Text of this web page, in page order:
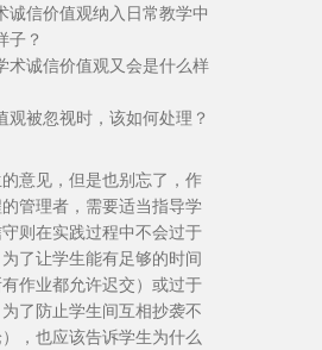
诚信价值观纳入日常教学中
子？
术诚信价值观又会是什么样
观被忽视时，该如何处理？
意见，但是也别忘了，作
管理者，需要适当指导学
则在实践过程中不会过于
了让学生能有足够的时间
作业都允许迟交）或过于
了防止学生间互相抄袭不
，也应该告诉学生为什么